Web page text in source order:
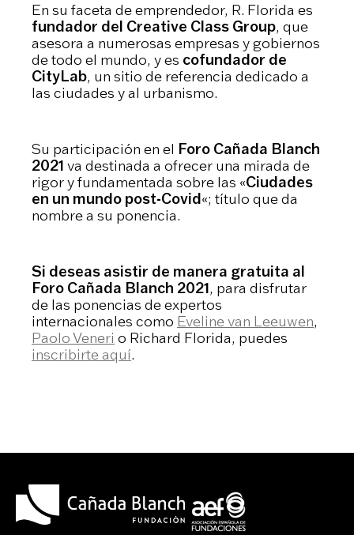
En su faceta de emprendedor, R. Florida es
fundador del Creative Class Group, que
asesora a numerosas empresas y gobiernos
de todo el mundo, y es cofundador de
CityLab, un sitio de referencia dedicado a
las ciudades y al urbanismo.
Su participación en el Foro Cañada Blanch
2021 va destinada a ofrecer una mirada de
rigor y fundamentada sobre las «Ciudades
en un mundo post-Covid«; título que da
nombre a su ponencia.
Si deseas asistir de manera gratuita al
Foro Cañada Blanch 2021, para disfrutar
de las ponencias de expertos
internacionales como Eveline van Leeuwen,
Paolo Veneri o Richard Florida, puedes
inscribirte aquí.